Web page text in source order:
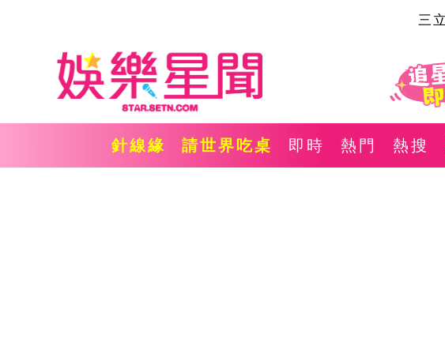
三
針線緣 請世界吃桌 即時 熱門 熱搜